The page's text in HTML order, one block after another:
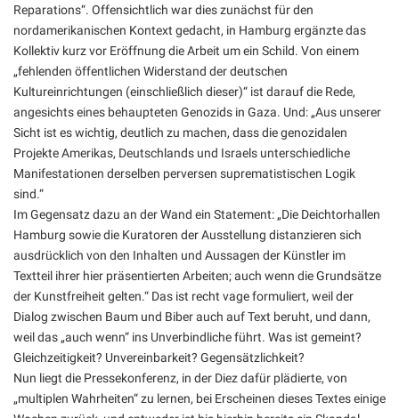
Reparations“. Offensichtlich war dies zunächst für den
nordamerikanischen Kontext gedacht, in Hamburg ergänzte das
Kollektiv kurz vor Eröffnung die Arbeit um ein Schild. Von einem
„fehlenden öffentlichen Widerstand der deutschen
Kultureinrichtungen (einschließlich dieser)“ ist darauf die Rede,
angesichts eines behaupteten Genozids in Gaza. Und: „Aus unserer
Sicht ist es wichtig, deutlich zu machen, dass die genozidalen
Projekte Amerikas, Deutschlands und Israels unterschiedliche
Manifestationen derselben perversen suprematistischen Logik
sind.“
Im Gegensatz dazu an der Wand ein Statement: „Die Deichtorhallen
Hamburg sowie die Kuratoren der Ausstellung distanzieren sich
ausdrücklich von den Inhalten und Aussagen der Künstler im
Textteil ihrer hier präsentierten Arbeiten; auch wenn die Grundsätze
der Kunstfreiheit gelten.“ Das ist recht vage formuliert, weil der
Dialog zwischen Baum und Biber auch auf Text beruht, und dann,
weil das „auch wenn“ ins Unverbindliche führt. Was ist gemeint?
Gleichzeitigkeit? Unvereinbarkeit? Gegensätzlichkeit?
Nun liegt die Pressekonferenz, in der Diez dafür plädierte, von
„multiplen Wahrheiten“ zu lernen, bei Erscheinen dieses Textes einige